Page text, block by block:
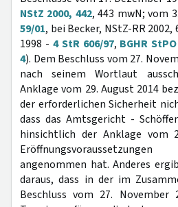
NStZ 2000, 442, 443 mwN; vom
59/01, bei Becker, NStZ-RR 2002,
1998 - 4 StR 606/97, BGHR
4). Dem Beschluss vom 27.
nach seinem Wortlaut
Anklage vom 29. August 2014
der erforderlichen Sicherheit
dass das Amtsgericht -
hinsichtlich der Anklage vom
angenommen hat. Anderes
daraus, dass in der im
Beschluss vom 27. November